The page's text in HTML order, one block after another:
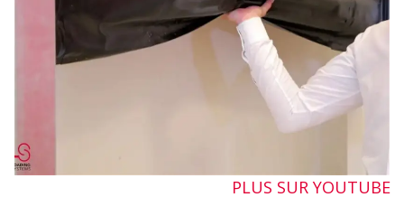
PLUS SUR YOUTUBE